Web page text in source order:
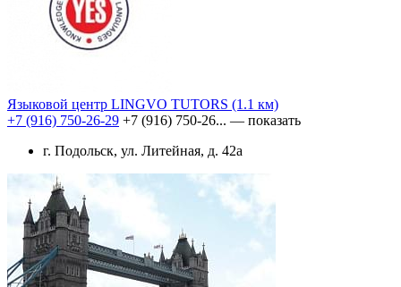
Языковой центр LINGVO TUTORS (1.1 км)
+7 (916) 750-26-29 +7 (916) 750-26... — показать
г. Подольск, ул. Литейная, д. 42а